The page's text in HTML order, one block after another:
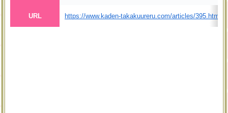
URL https://www.kaden-takakuureru.com/articles/395.html